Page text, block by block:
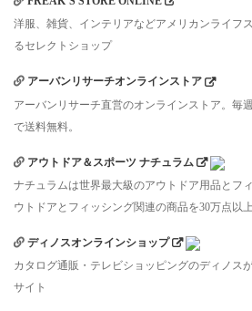
洋服、雑貨、インテリアなどアメリカンライフ
るセレクトショップ
アーバンリサーチオンラインストア
アーバンリサーチ直営のオンラインストア。毎
で送料無料。
アウトドア＆スポーツ ナチュラム
ナチュラムは世界最大級のアウトドア用品とフ
ウトドアとフィッシング関連の商品を30万点以
ディノスオンラインショップ
カタログ通販・テレビショッピングのディノス
サイト